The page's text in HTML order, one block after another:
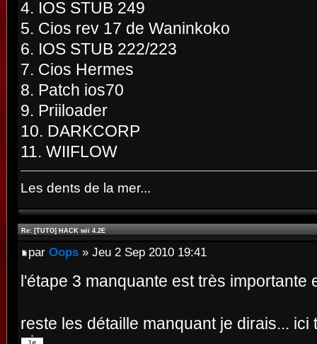
4. IOS STUB 249
5. Cios rev 17 de Waninkoko
6. IOS STUB 222/223
7. Cios Hermes
8. Patch ios70
9. Priiloader
10. DARKCORP
11. WIIFLOW
Les dents de la mer...
Re: [TUTO] HACK wii 4.2E
par Oops » Jeu 2 Sep 2010 19:41
l'étape 3 manquante est très importante
reste les détaille manquant je dirais...